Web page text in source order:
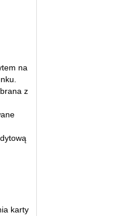
na
z
karty